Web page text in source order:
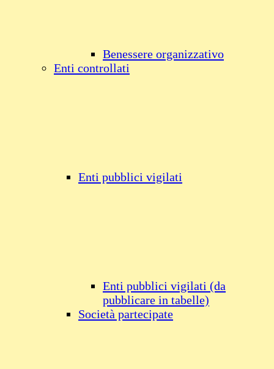
Benessere organizzativo
Enti controllati
Enti pubblici vigilati
Enti pubblici vigilati (da
pubblicare in tabelle)
Società partecipate